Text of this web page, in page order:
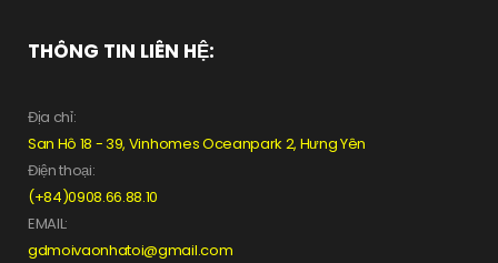
THÔNG TIN LIÊN HỆ:
Địa chỉ:
San Hô 18 - 39, Vinhomes Oceanpark 2, Hưng Yên
Điện thoại:
(+84)0908.66.88.10
EMAIL:
gdmoivaonhatoi@gmail.com